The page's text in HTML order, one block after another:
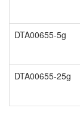
DTA00655-5g
DTA00655-25g